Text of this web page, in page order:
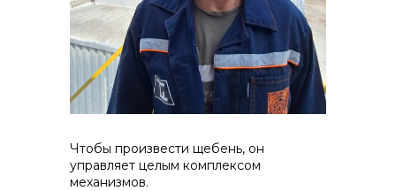
Чтобы произвести щебень, он
управляет целым комплексом
механизмов.